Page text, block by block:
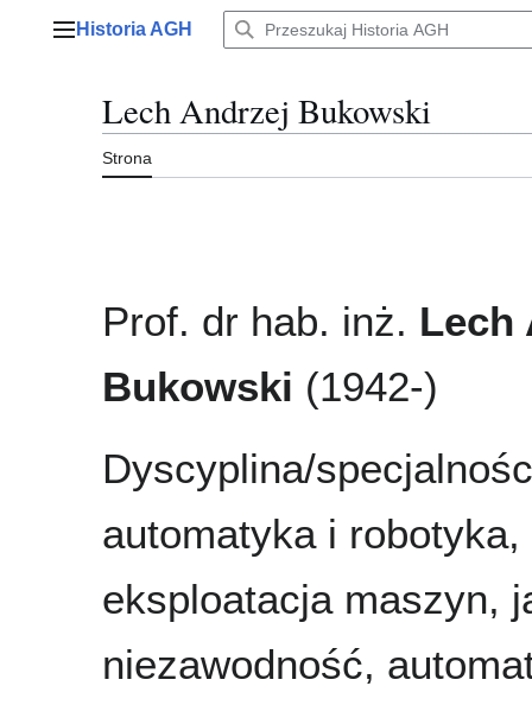
Menu główne
Historia AGH
Lech Andrzej Bukowski
Strona
Prof. dr hab. inż. Lech
Bukowski (1942-)
Dyscyplina/
automatyka i robotyka,
eksploatacja maszyn,
niezawodność,